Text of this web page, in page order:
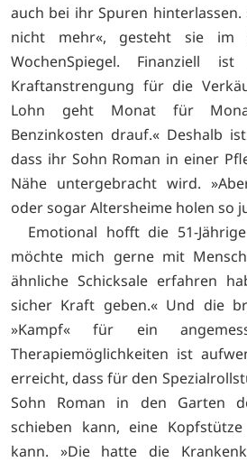
auch bei ihr Spuren
nicht mehr«, gesteht sie im
WochenSpiegel. Finanziell
Kraftanstrengung für die
Lohn geht Monat für
Benzinkosten drauf.« Deshalb
dass ihr Sohn Roman in einer
Nähe untergebracht wird.
oder sogar Altersheime holen so
Emotional hofft die 51-
möchte mich gerne mit
ähnliche Schicksale erfahren
sicher Kraft geben.« Und die
»Kampf« für ein
Therapiemöglichkeiten ist
erreicht, dass für den
Sohn Roman in den Garten
schieben kann, eine
kann. »Die hatte die